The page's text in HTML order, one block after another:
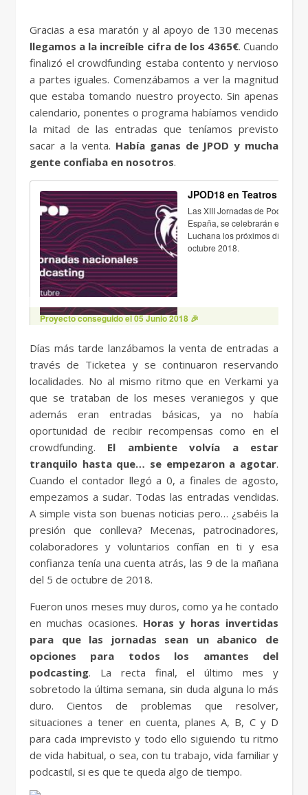
Gracias a esa maratón y al apoyo de 130 mecenas
llegamos a la increíble cifra de los 4365€. Cuando
finalizó el crowdfunding estaba contento y nervioso
a partes iguales. Comenzábamos a ver la magnitud
que estaba tomando nuestro proyecto. Sin apenas
calendario, ponentes o programa habíamos vendido
la mitad de las entradas que teníamos previsto
sacar a la venta. Había ganas de JPOD y mucha
gente confiaba en nosotros.
Días más tarde lanzábamos la venta de entradas a
través de Ticketea y se continuaron reservando
localidades. No al mismo ritmo que en Verkami ya
que se trataban de los meses veraniegos y que
además eran entradas básicas, ya no había
oportunidad de recibir recompensas como en el
crowdfunding. El ambiente volvía a estar
tranquilo hasta que… se empezaron a agotar.
Cuando el contador llegó a 0, a finales de agosto,
empezamos a sudar. Todas las entradas vendidas.
A simple vista son buenas noticias pero… ¿sabéis la
presión que conlleva? Mecenas, patrocinadores,
colaboradores y voluntarios confían en ti y esa
confianza tenía una cuenta atrás, las 9 de la mañana
del 5 de octubre de 2018.
Fueron unos meses muy duros, como ya he contado
en muchas ocasiones. Horas y horas invertidas
para que las jornadas sean un abanico de
opciones para todos los amantes del
podcasting. La recta final, el último mes y
sobretodo la última semana, sin duda alguna lo más
duro. Cientos de problemas que resolver,
situaciones a tener en cuenta, planes A, B, C y D
para cada imprevisto y todo ello siguiendo tu ritmo
de vida habitual, o sea, con tu trabajo, vida familiar y
podcastil, si es que te queda algo de tiempo.